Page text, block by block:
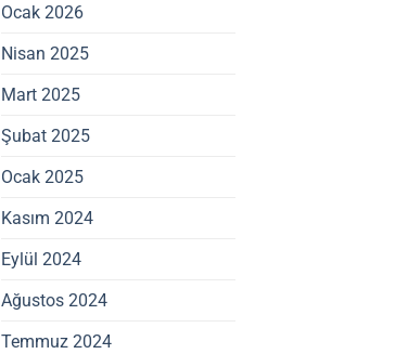
Ocak 2026
Nisan 2025
Mart 2025
Şubat 2025
Ocak 2025
Kasım 2024
Eylül 2024
Ağustos 2024
Temmuz 2024